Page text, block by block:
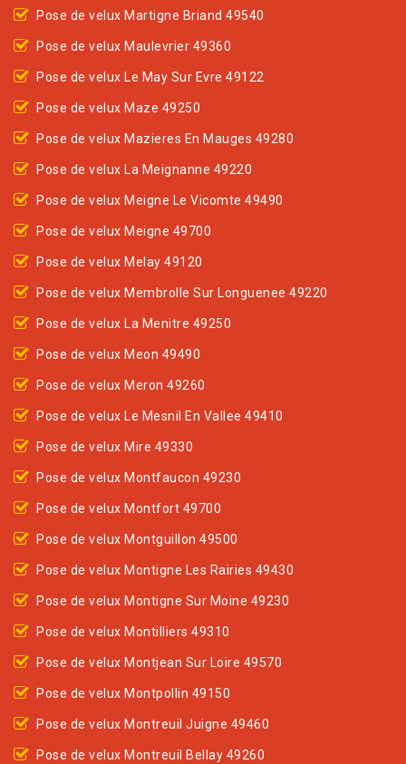
Pose de velux Martigne Briand 49540
Pose de velux Maulevrier 49360
Pose de velux Le May Sur Evre 49122
Pose de velux Maze 49250
Pose de velux Mazieres En Mauges 49280
Pose de velux La Meignanne 49220
Pose de velux Meigne Le Vicomte 49490
Pose de velux Meigne 49700
Pose de velux Melay 49120
Pose de velux Membrolle Sur Longuenee 49220
Pose de velux La Menitre 49250
Pose de velux Meon 49490
Pose de velux Meron 49260
Pose de velux Le Mesnil En Vallee 49410
Pose de velux Mire 49330
Pose de velux Montfaucon 49230
Pose de velux Montfort 49700
Pose de velux Montguillon 49500
Pose de velux Montigne Les Rairies 49430
Pose de velux Montigne Sur Moine 49230
Pose de velux Montilliers 49310
Pose de velux Montjean Sur Loire 49570
Pose de velux Montpollin 49150
Pose de velux Montreuil Juigne 49460
Pose de velux Montreuil Bellay 49260